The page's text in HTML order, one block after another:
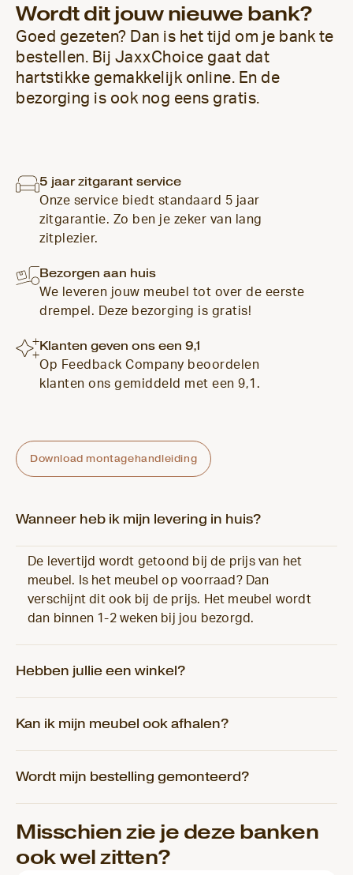
Wordt dit jouw nieuwe bank?
Goed gezeten? Dan is het tijd om je bank te
bestellen. Bij JaxxChoice gaat dat
hartstikke gemakkelijk online. En de
bezorging is ook nog eens gratis.
5 jaar zitgarant service
Onze service biedt standaard 5 jaar
zitgarantie. Zo ben je zeker van lang
zitplezier.
Bezorgen aan huis
We leveren jouw meubel tot over de eerste
drempel. Deze bezorging is gratis!
Klanten geven ons een 9,1
Op Feedback Company beoordelen
klanten ons gemiddeld met een 9,1.
Download montagehandleiding
Wanneer heb ik mijn levering in huis?
De levertijd wordt getoond bij de prijs van het
meubel. Is het meubel op voorraad? Dan
verschijnt dit ook bij de prijs. Het meubel wordt
dan binnen 1-2 weken bij jou bezorgd.
Hebben jullie een winkel?
Kan ik mijn meubel ook afhalen?
Wordt mijn bestelling gemonteerd?
Misschien zie je deze banken
ook wel zitten?